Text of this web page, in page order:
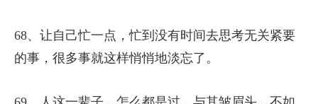
68、让自己忙一点，忙到没有时间去思考无关紧要
的事，很多事就这样悄悄地淡忘了。